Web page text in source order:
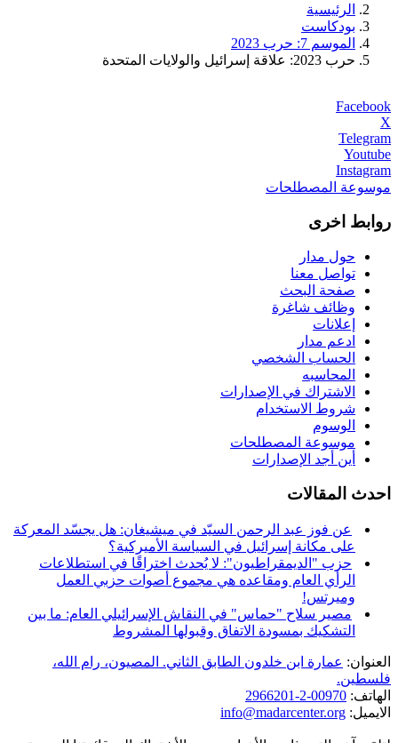
الرئيسية
بودكاست
الموسم 7: حرب 2023
حرب 2023: علاقة إسرائيل والولايات المتحدة
Facebook
X
Telegram
Youtube
Instagram
موسوعة المصطلحات
روابط اخرى
حول مدار
تواصل معنا
صفحة البحث
وظائف شاغرة
إعلانات
ادعم مدار
الحساب الشخصي
المحاسبه
الاشتراك في الإصدارات
شروط الاستخدام
الوسوم
موسوعة المصطلحات
أين أجد الإصدارات
احدث المقالات
عن فوز عبد الرحمن السيّد في ميشيغان: هل يجسّد المعركة
على مكانة إسرائيل في السياسة الأميركية؟
حزب "الديمقراطيون": لا يُحدث اختراقًا في استطلاعات
الرأي العام ومقاعده هي مجموع أصوات حزبي العمل
وميرتس!
مصير سلاح "حماس" في النقاش الإسرائيلي العام: ما بين
التشكيك بمسودة الاتفاق وقبولها المشروط
العنوان: عمارة ابن خلدون الطابق الثاني. المصيون، رام الله،
فلسطين.
الهاتف: 00970-2-2966201
الايميل: info@madarcenter.org